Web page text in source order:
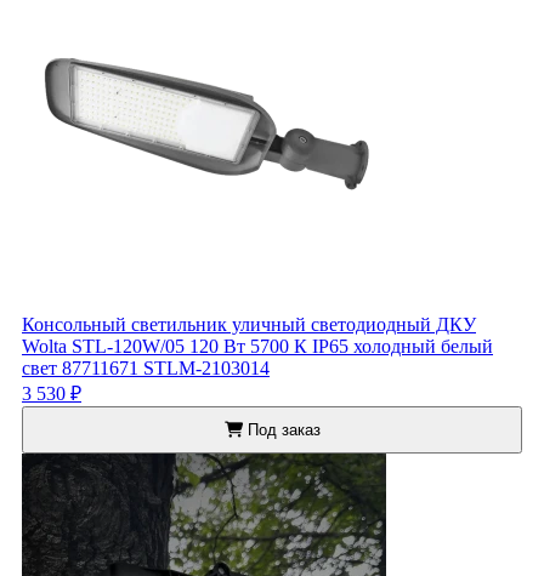
Консольный светильник уличный светодиодный ДКУ
Wolta STL-120W/05 120 Вт 5700 К IP65 холодный белый
свет 87711671 STLM-2103014
3 530 ₽
Под заказ